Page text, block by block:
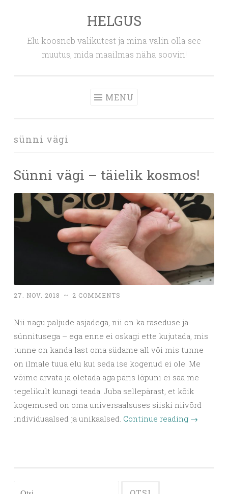
HELGUS
Elu koosneb valikutest ja mina valin olla see
muutus, mida maailmas näha soovin!
MENU
sünni vägi
Sünni vägi – täielik kosmos!
27. NOV. 2018 ~ 2 COMMENTS
Nii nagu paljude asjadega, nii on ka raseduse ja
sünnitusega – ega enne ei oskagi ette kujutada, mis
tunne on kanda last oma südame all või mis tunne
on ilmale tuua elu kui seda ise kogenud ei ole. Me
võime arvata ja oletada aga päris lõpuni ei saa me
tegelikult kunagi teada. Juba sellepärast, et kõik
kogemused on oma universaalsuses siiski niivõrd
individuaalsed ja unikaalsed. Continue reading →
Otsi: